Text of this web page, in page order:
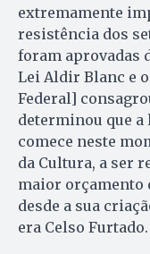
extremamente
resistência dos
foram aprovadas
Lei Aldir Blanc e
Federal]
determinou que a
comece neste
da Cultura, a ser
maior orçamento
desde a sua
era Celso Furtado.